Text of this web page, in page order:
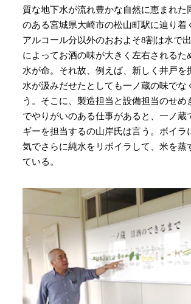
質な地下水が流れ豊かな自然に恵まれた
のある宮城県大崎市の松山町駅に辿り着
アルコール分以外のおおよそ8割は水で
によってお酒の味が大きく左右されるた
水が命。それ故、例えば、新しく井戸を
水が汲みだせたとしても一ノ蔵の味でな
う。そこに、製造担当と設備担当のせめ
でやりがいのある仕事があると、一ノ蔵
ギーを担当するの山岸氏は言う。ボイラ
気でさらに純水をリボイラして、米を蒸
ている。